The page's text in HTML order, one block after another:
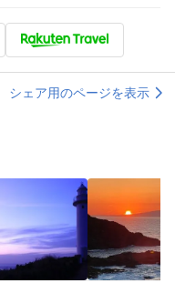
シェア用のページを表示